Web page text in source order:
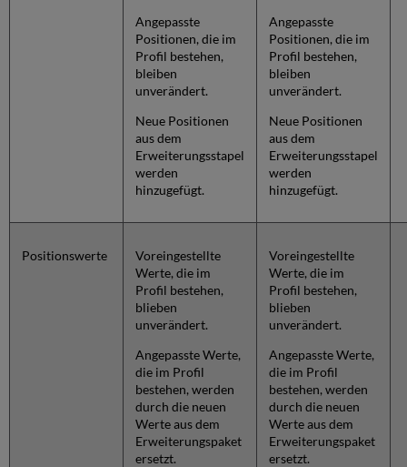
Angepasste
Positionen, die im
Profil bestehen,
bleiben
unverändert.
Neue Positionen
aus dem
Erweiterungsstapel
werden
hinzugefügt.
Angepasste
Positionen, die im
Profil bestehen,
bleiben
unverändert.
Neue Positionen
aus dem
Erweiterungsstapel
werden
hinzugefügt.
Positionswerte
Voreingestellte
Werte, die im
Profil bestehen,
blieben
unverändert.
Angepasste Werte,
die im Profil
bestehen, werden
durch die neuen
Werte aus dem
Erweiterungspaket
ersetzt.
Voreingestellte
Werte, die im
Profil bestehen,
blieben
unverändert.
Angepasste Werte,
die im Profil
bestehen, werden
durch die neuen
Werte aus dem
Erweiterungspaket
ersetzt.